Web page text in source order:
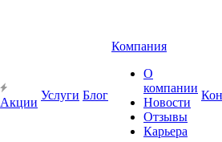
Акции
Услуги Блог
Компания
О
компании
Новости
Отзывы
Карьера